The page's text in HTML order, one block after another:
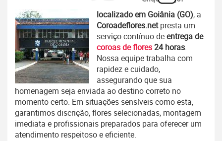
localizado em Goiânia (GO), a
Coroadeflores.netpresta um
serviço contínuo deentrega de
coroas de flores24 horas.
Nossa equipe trabalha com
rapidez e cuidado,
assegurando que sua
homenagem seja enviada ao destino correto no
momento certo. Em situações sensíveis como esta,
garantimos discrição, flores selecionadas, montagem
imediata e profissionais preparados para oferecer um
atendimento respeitoso e eficiente.